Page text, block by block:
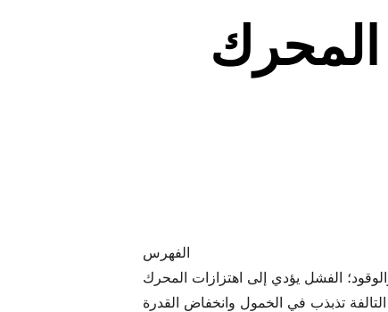
الفهرس